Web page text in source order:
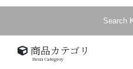
商品カテゴリ
Item Categroy